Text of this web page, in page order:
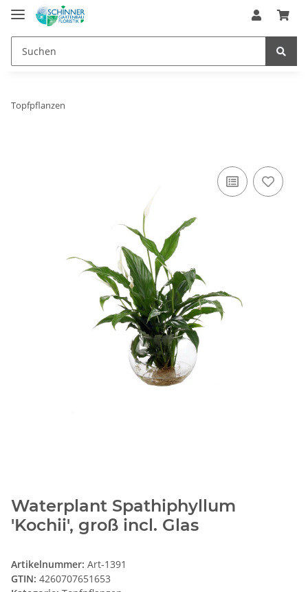
Topfpflanzen
Waterplant Spathiphyllum
'Kochii', groß incl. Glas
Artikelnummer: Art-1391
GTIN: 4260707651653